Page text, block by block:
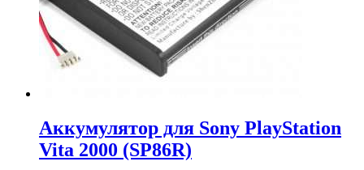
Аккумулятор для Sony PlayStation
Vita 2000 (SP86R)